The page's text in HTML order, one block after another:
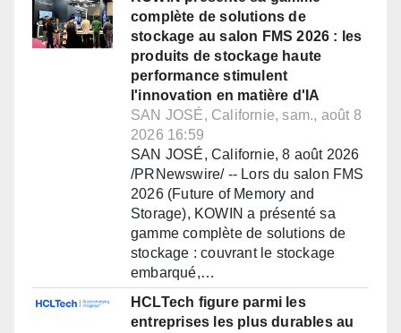
complète de solutions de
stockage au salon FMS 2026 : les
produits de stockage haute
performance stimulent
l'innovation en matière d'IA
SAN JOSÉ, Californie, sam., août 8
2026 16:59
SAN JOSÉ, Californie, 8 août 2026
/PRNewswire/ -- Lors du salon FMS
2026 (Future of Memory and
Storage), KOWIN a présenté sa
gamme complète de solutions de
stockage : couvrant le stockage
embarqué,…
HCLTech figure parmi les
entreprises les plus durables au